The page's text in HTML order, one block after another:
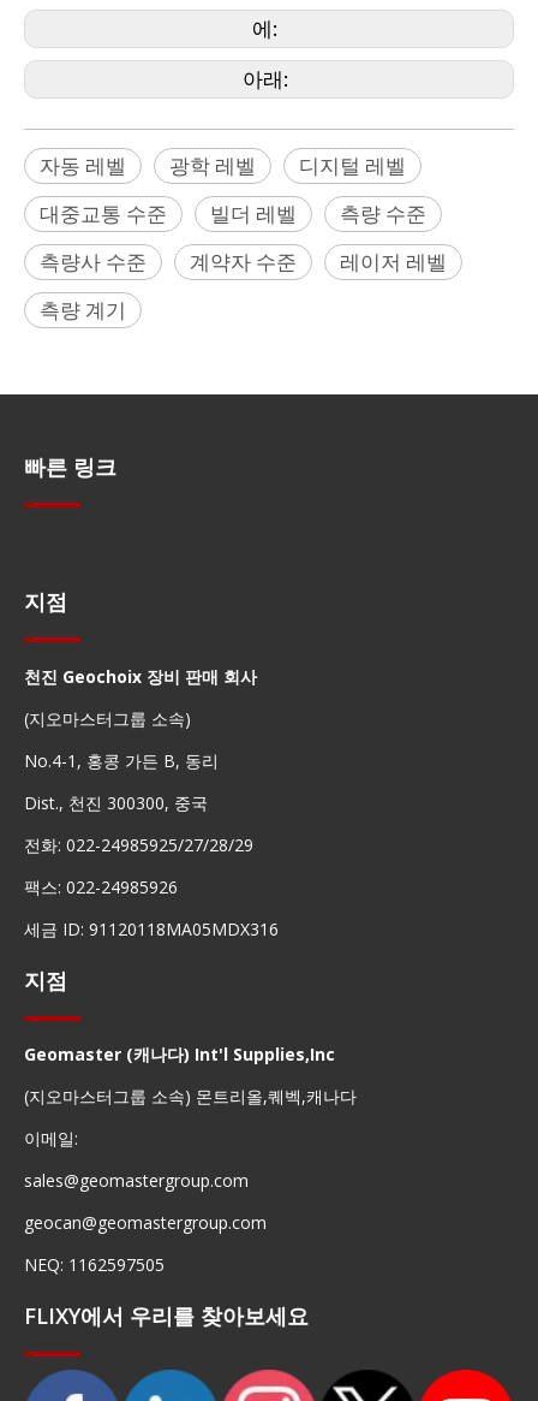
에:
아래:
자동 레벨 광학 레벨
디지털 레벨
대중교통 수준
빌더 레벨
측량 수준
측량사 수준
계약자 수준
레이저 레벨
측량 계기
빠른 링크
지점
천진 Geochoix 장비 판매 회사
(지오마스터그룹 소속)
No.4-1, 홍콩 가든 B, 동리
Dist., 천진 300300, 중국
전화: 022-24985925/27/28/29
팩스: 022-24985926
세금 ID: 91120118MA05MDX316
지점
Geomaster (캐나다) Int'l Supplies,Inc
(지오마스터그룹 소속) 몬트리올,퀘벡,캐나다
이메일:
sales@geomastergroup.com
geocan@geomastergroup.com
NEQ: 1162597505
FLIXY에서 우리를 찾아보세요